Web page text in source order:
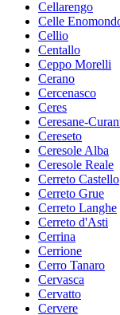
Cellarengo
Celle
Cellio
Centallo
Ceppo Morelli
Cerano
Cercenasco
Ceres
Ceresane-
Cereseto
Ceresole Alba
Ceresole Reale
Cerreto Castello
Cerreto Grue
Cerreto Langhe
Cerreto d'Asti
Cerrina
Cerrione
Cerro Tanaro
Cervasca
Cervatto
Cervere